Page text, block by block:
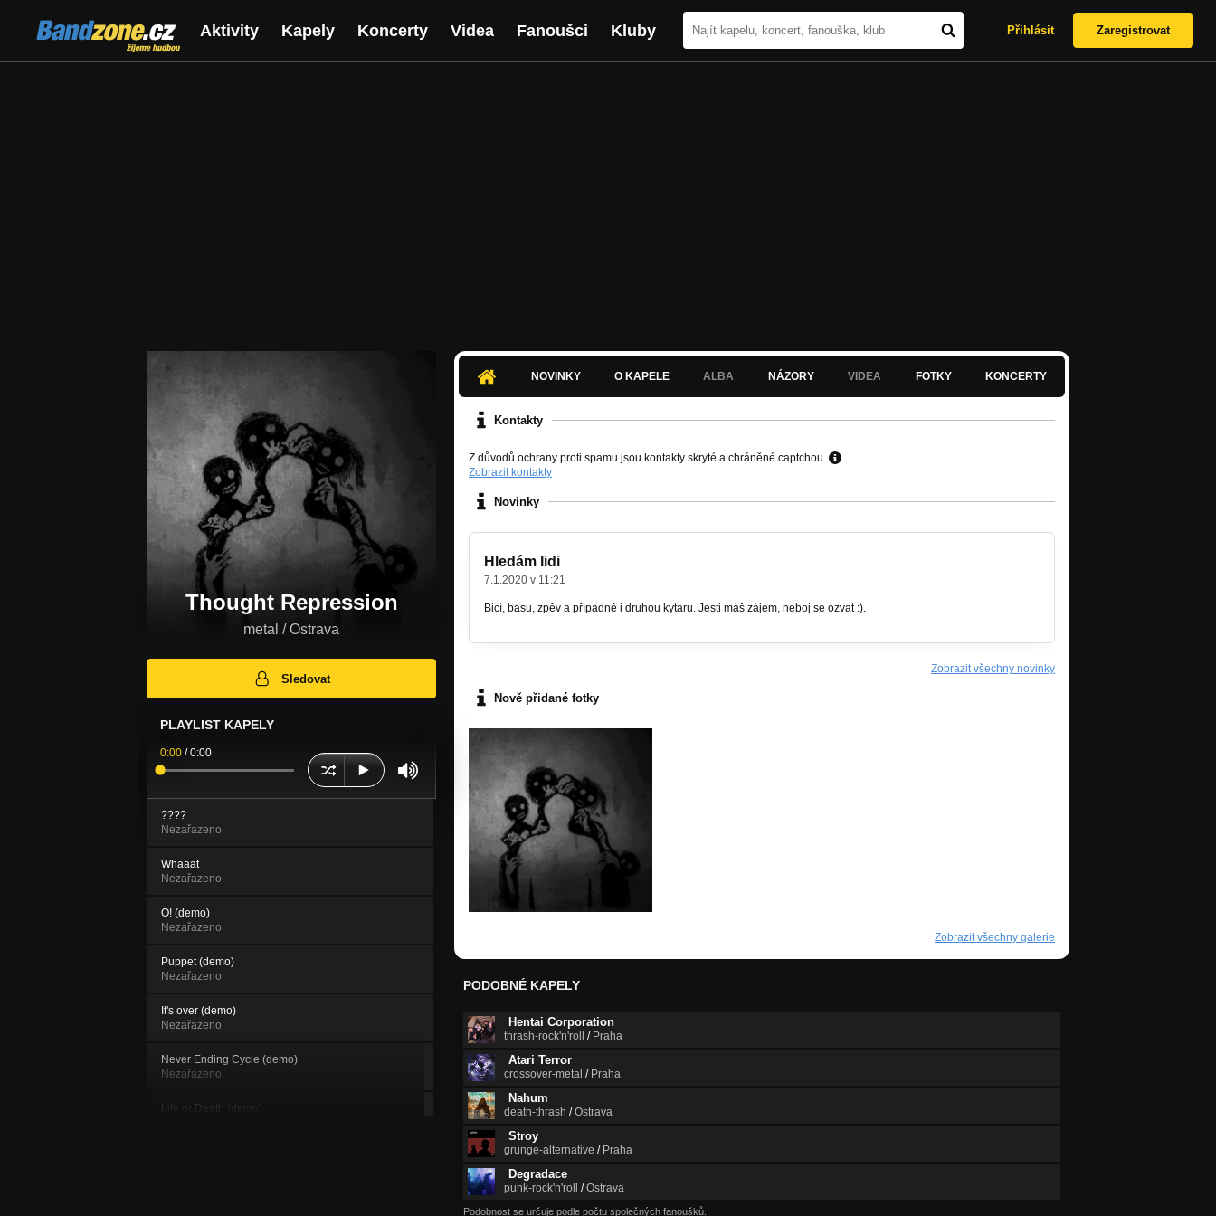
Bandzone.cz
žijeme hudbou
Aktivity Kapely Koncerty Videa Fanoušci Kluby Přihlásit Zaregistrovat
Thought Repression
metal / Ostrava
Sledovat
PLAYLIST KAPELY
0:00 /0:00
????
Nezařazeno
Whaaat
Nezařazeno
O! (demo)
Nezařazeno
Puppet (demo)
Nezařazeno
It's over (demo)
Nezařazeno
Never Ending Cycle (demo)
Nezařazeno
Life or Death (demo)
NOVINKY O KAPELE ALBA NÁZORY VIDEA FOTKY KONCERTY
Kontakty
Z důvodů ochrany proti spamu jsou kontakty skryté a chráněné captchou.
Zobrazit kontakty
Novinky
Hledám lidi
7.1.2020 v 11:21
Bicí, basu, zpěv a případně i druhou kytaru. Jesti máš zájem, neboj se ozvat :).
Zobrazit všechny novinky
Nově přidané fotky
Zobrazit všechny galerie
PODOBNÉ KAPELY
Hentai Corporation
thrash-rock'n'roll / Praha
Atari Terror
crossover-metal / Praha
Nahum
death-thrash /Ostrava
Stroy
grunge-alternative / Praha
Degradace
punk-rock'n'roll /Ostrava
Podobnost se určuje podle počtu společných fanoušků.